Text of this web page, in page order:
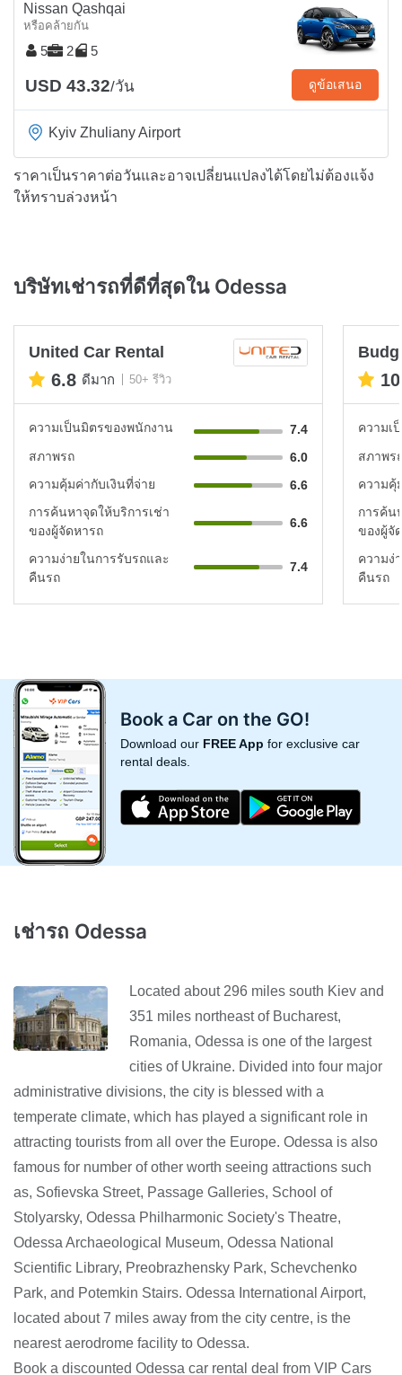
Nissan Qashqai
หรือคล้ายกัน
5 2 5
USD 43.32/วัน ดูข้อเสนอ
Kyiv Zhuliany Airport
ราคาเป็นราคาต่อวันและอาจเปลี่ยนแปลงได้โดยไม่ต้องแจ้ง
ให้ทราบล่วงหน้า
บริษัทเช่ารถที่ดีที่สุดใน Odessa
United Car Rental
6.8 ดีมาก 50+ รีวิว
ความเป็นมิตรของพนักงาน
7.4
สภาพรถ
6.0
ความคุ้มค่ากับเงินที่จ่าย
6.6
การค้นหาจุดให้บริการเช่า
ของผู้จัดหารถ
6.6
ความง่ายในการรับรถและ
คืนรถ
7.4
ความเ
สภาพร
ความคุ้
การค้น
ของผู้จั
ความง่
คืนรถ
Book a Car on the GO!
Download our FREE App for exclusive car
rental deals.
เช่ารถ Odessa
Located about 296 miles south Kiev and
351 miles northeast of Bucharest,
Romania, Odessa is one of the largest
cities of Ukraine. Divided into four major
administrative divisions, the city is blessed with a
temperate climate, which has played a significant role in
attracting tourists from all over the Europe. Odessa is also
famous for number of other worth seeing attractions such
as, Sofievska Street, Passage Galleries, School of
Stolyarsky, Odessa Philharmonic Society's Theatre,
Odessa Archaeological Museum, Odessa National
Scientific Library, Preobrazhensky Park, Schevchenko
Park, and Potemkin Stairs. Odessa International Airport,
located about 7 miles away from the city centre, is the
nearest aerodrome facility to Odessa.
Book a discounted Odessa car rental deal from VIP Cars